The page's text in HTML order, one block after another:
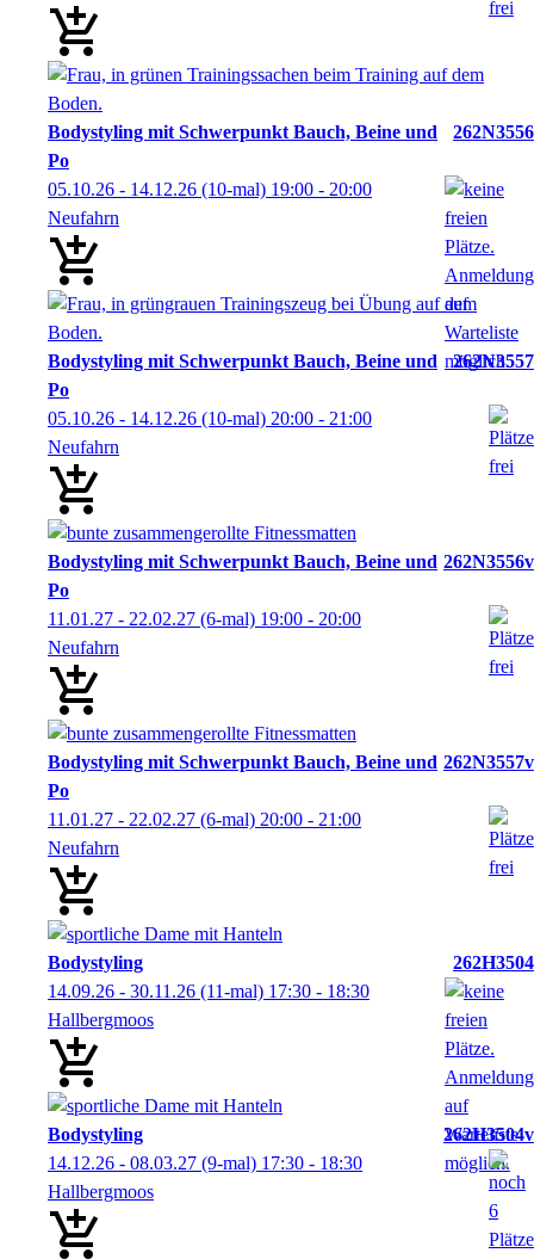
Bodystyling mit Schwerpunkt Bauch, Beine und
Po
262N3556
05.10.26 - 14.12.26 (10-mal) 19:00 - 20:00
Neufahrn
Bodystyling mit Schwerpunkt Bauch, Beine und
Po
262N3557
05.10.26 - 14.12.26 (10-mal) 20:00 - 21:00
Neufahrn
Bodystyling mit Schwerpunkt Bauch, Beine und
Po
262N3556v
11.01.27 - 22.02.27 (6-mal) 19:00 - 20:00
Neufahrn
Bodystyling mit Schwerpunkt Bauch, Beine und
Po
262N3557v
11.01.27 - 22.02.27 (6-mal) 20:00 - 21:00
Neufahrn
Bodystyling
262H3504
14.09.26 - 30.11.26 (11-mal) 17:30 - 18:30
Hallbergmoos
Bodystyling
262H3504v
14.12.26 - 08.03.27 (9-mal) 17:30 - 18:30
Hallbergmoos